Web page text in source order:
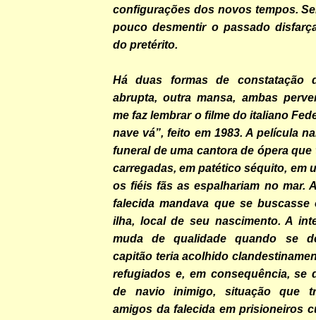
configurações dos novos tempos.
pouco desmentir o passado
do pretérito.
Há duas formas de constatação
abrupta, outra mansa, ambas
me faz lembrar o filme do italiano
nave vá”, feito em 1983. A película
funeral de uma cantora de ópera
carregadas, em patético séquito, em
os fiéis fãs as espalhariam no mar.
falecida mandava que se
ilha, local de seu nascimento. A
muda de qualidade quando se
capitão teria acolhido
refugiados e, em consequência, se
de navio inimigo, situação que
amigos da falecida em prisioneiros